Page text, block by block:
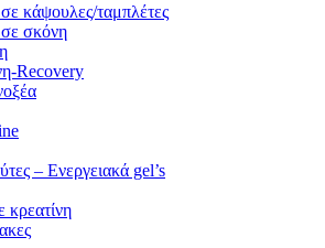
κάψουλες/ταμπλέτες
σκόνη
Recovery
– Ενεργειακά gel’s
κρεατίνη